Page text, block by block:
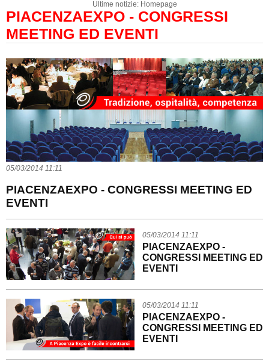
Ultime notizie: Homepage
PIACENZAEXPO - CONGRESSI
MEETING ED EVENTI
05/03/2014 11:11
PIACENZAEXPO - CONGRESSI MEETING ED
EVENTI
05/03/2014 11:11
PIACENZAEXPO -
CONGRESSI MEETING ED
EVENTI
05/03/2014 11:11
PIACENZAEXPO -
CONGRESSI MEETING ED
EVENTI